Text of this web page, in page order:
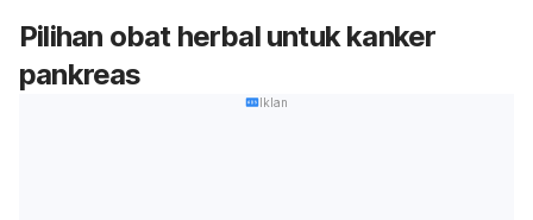
Pilihan obat herbal untuk kanker
pankreas
Iklan